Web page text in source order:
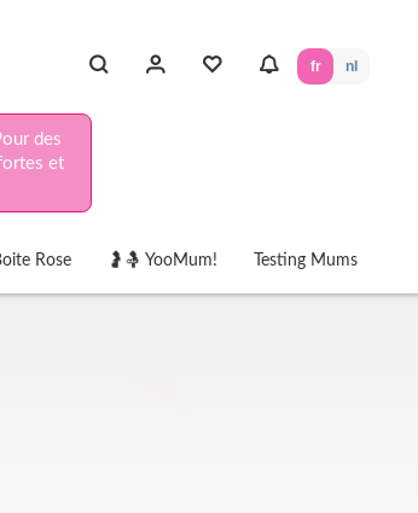
fr nl
des
et
Rose 🤰🤱 YooMum! Testing Mums